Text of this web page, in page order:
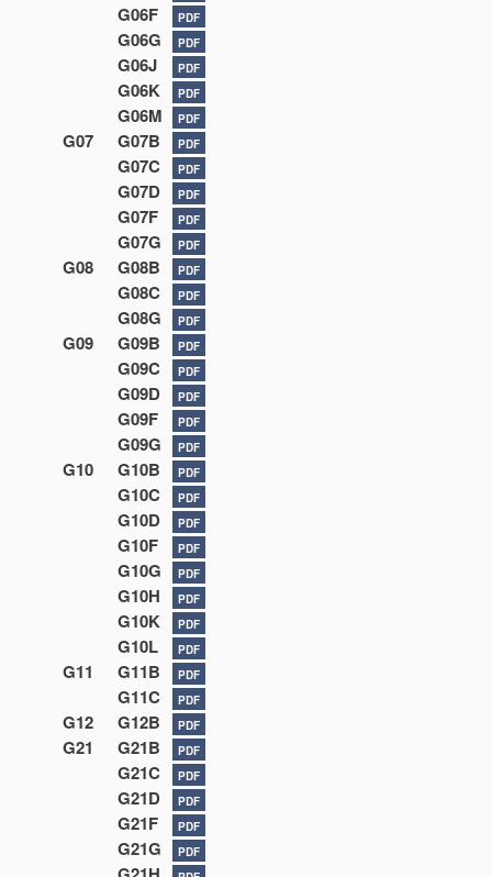
G06F PDF
G06G PDF
G06J PDF
G06K PDF
G06M PDF
G07 G07B PDF
G07C PDF
G07D PDF
G07F PDF
G07G PDF
G08 G08B PDF
G08C PDF
G08G PDF
G09 G09B PDF
G09C PDF
G09D PDF
G09F PDF
G09G PDF
G10 G10B PDF
G10C PDF
G10D PDF
G10F PDF
G10G PDF
G10H PDF
G10K PDF
G10L PDF
G11 G11B PDF
G11C PDF
G12 G12B PDF
G21 G21B PDF
G21C PDF
G21D PDF
G21F PDF
G21G PDF